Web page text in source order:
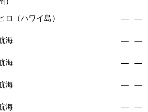
ロ（ハワイ島） — —
海 — —
海 — —
海 — —
海 — —